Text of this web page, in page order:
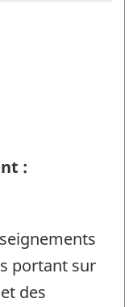
:
portant sur
des